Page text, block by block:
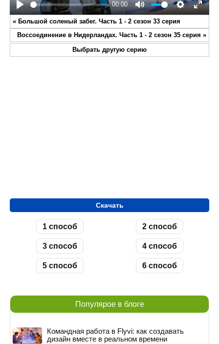
Play
00:00
Mute Settings
Enter
« Большой соленый забег. Часть 1 - 2 сезон 33 серия
Воссоединение в Нидерландах. Часть 1 - 2 сезон 35 серия »
Выбрать другую серию
Скачать
1 способ 2 способ
3 способ 4 способ
5 способ 6 способ
Популярое в блоге
Командная работа в Flyvi: как создавать
дизайн вместе в реальном времени